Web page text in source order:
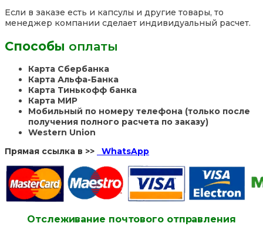
Если в заказе есть и капсулы и другие товары, то
менеджер компании сделает индивидуальный расчет.
Способы оплаты
Карта Сбербанка
Карта Альфа-Банка
Карта Тинькофф банка
Карта МИР
Мобильный по номеру телефона (только после
получения полного расчета по заказу)
Western Union
Прямая ссылка в >>
WhatsApp
Отслеживание почтового отправления